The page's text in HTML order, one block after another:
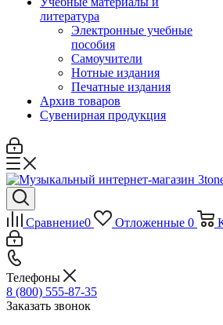
литература
Электронные учебные
пособия
Самоучители
Нотные издания
Печатные издания
Архив товаров
Сувенирная продукция
Сравнение0 Отложенные 0
Телефоны
8 (800) 555-87-35
Заказать звонок